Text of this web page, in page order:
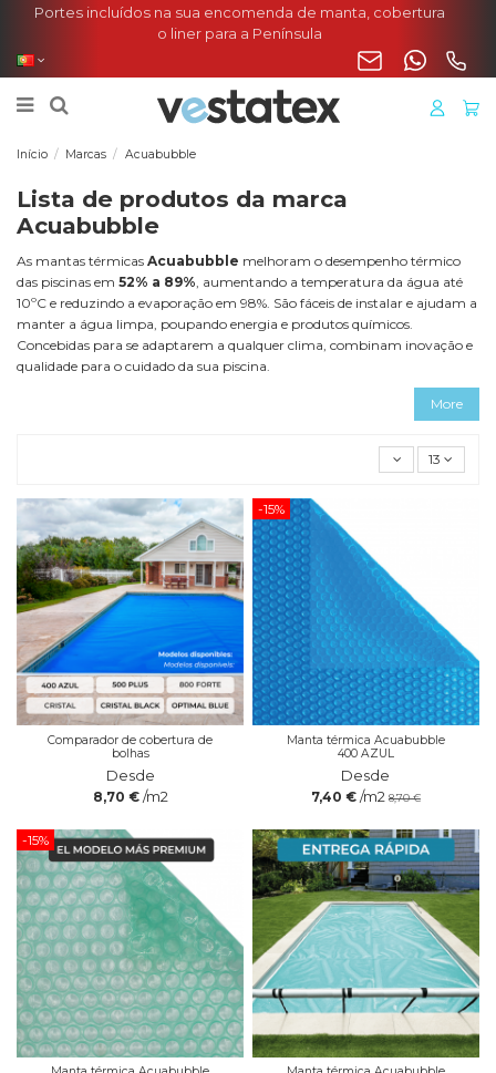
Portes incluídos na sua encomenda de manta, cobertura
o liner para a Península
Início Marcas Acuabubble
Lista de produtos da marca
Acuabubble
As mantas térmicas Acuabubble melhoram o desempenho térmico
das piscinas em 52% a 89%, aumentando a temperatura da água até
10ºC e reduzindo a evaporação em 98%. São fáceis de instalar e ajudam a
manter a água limpa, poupando energia e produtos químicos.
Concebidas para se adaptarem a qualquer clima, combinam inovação e
qualidade para o cuidado da sua piscina.
More
13
Comparador de cobertura de
bolhas
Desde
8,70 € /m2
-15%
Manta térmica Acuabubble
400 AZUL
Desde
7,40 € /m2 8,70 €
-15%